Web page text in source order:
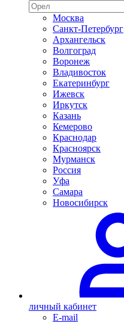
Москва
Санкт-Петербург
Архангельск
Волгоград
Воронеж
Владивосток
Екатеринбург
Ижевск
Иркутск
Казань
Кемерово
Краснодар
Красноярск
Мурманск
Россия
Уфа
Самара
Новосибирск
личный кабинет
E-mail